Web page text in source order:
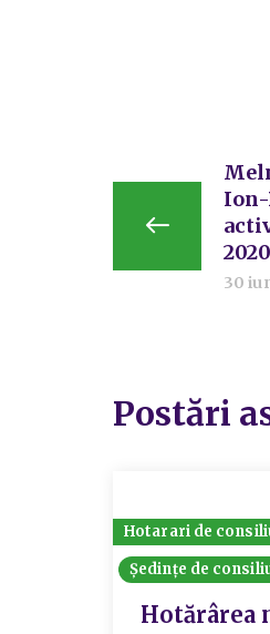
2020
30
Postări
Hotarari de
Ședințe de
Hotărârea